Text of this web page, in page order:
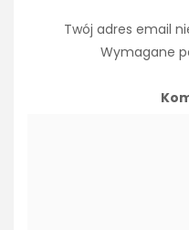
Twój adres email
Wymagane